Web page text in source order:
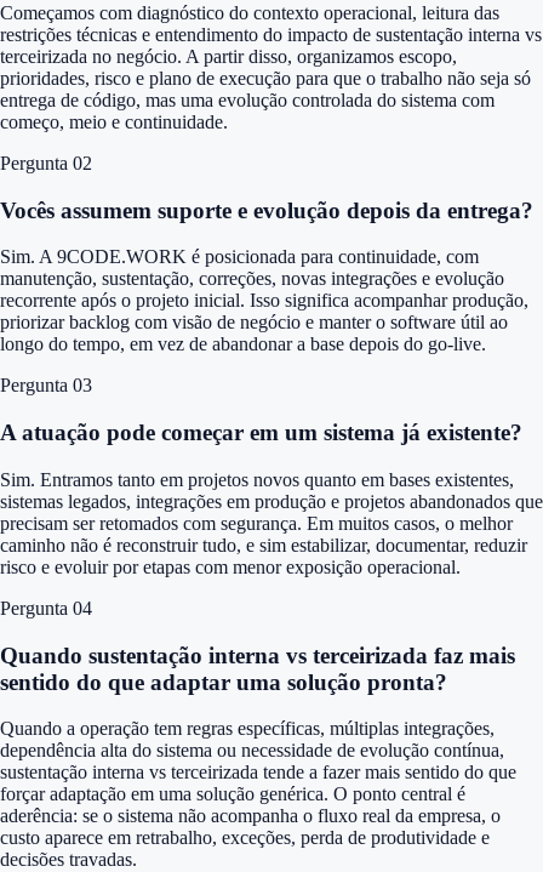
Começamos com diagnóstico do contexto operacional, leitura das
restrições técnicas e entendimento do impacto de sustentação interna vs
terceirizada no negócio. A partir disso, organizamos escopo,
prioridades, risco e plano de execução para que o trabalho não seja só
entrega de código, mas uma evolução controlada do sistema com
começo, meio e continuidade.
Pergunta 02
Vocês assumem suporte e evolução depois da entrega?
Sim. A 9CODE.WORK é posicionada para continuidade, com
manutenção, sustentação, correções, novas integrações e evolução
recorrente após o projeto inicial. Isso significa acompanhar produção,
priorizar backlog com visão de negócio e manter o software útil ao
longo do tempo, em vez de abandonar a base depois do go-live.
Pergunta 03
A atuação pode começar em um sistema já existente?
Sim. Entramos tanto em projetos novos quanto em bases existentes,
sistemas legados, integrações em produção e projetos abandonados que
precisam ser retomados com segurança. Em muitos casos, o melhor
caminho não é reconstruir tudo, e sim estabilizar, documentar, reduzir
risco e evoluir por etapas com menor exposição operacional.
Pergunta 04
Quando sustentação interna vs terceirizada faz mais
sentido do que adaptar uma solução pronta?
Quando a operação tem regras específicas, múltiplas integrações,
dependência alta do sistema ou necessidade de evolução contínua,
sustentação interna vs terceirizada tende a fazer mais sentido do que
forçar adaptação em uma solução genérica. O ponto central é
aderência: se o sistema não acompanha o fluxo real da empresa, o
custo aparece em retrabalho, exceções, perda de produtividade e
decisões travadas.